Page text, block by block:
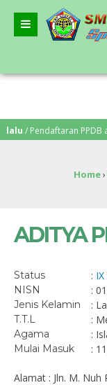
/ Pendaftaran PPDB
Home›
ADITYA
Status :
NISN :
Jenis Kelamin :
T.T.L :
Agama :
Mulai Masuk :
Alamat : Jln. M. Nuh